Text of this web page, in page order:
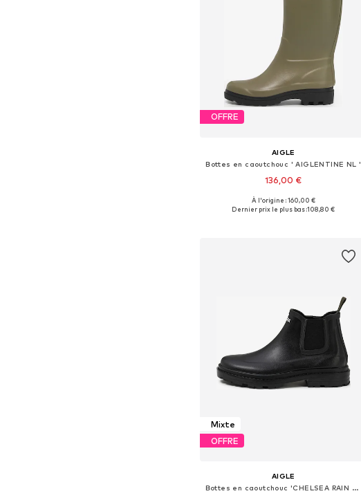
OFFRE
AIGLE
Bottes en caoutchouc ' AIGLENTINE NL '
136,00 €
Tailles disponibles: 37, 38, 39, 40, 41
À l'origine : 160,00 €
Dernier prix le plus bas :108,80 €
Mixte
OFFRE
AIGLE
Bottes en caoutchouc 'CHELSEA RAIN UNISEX'